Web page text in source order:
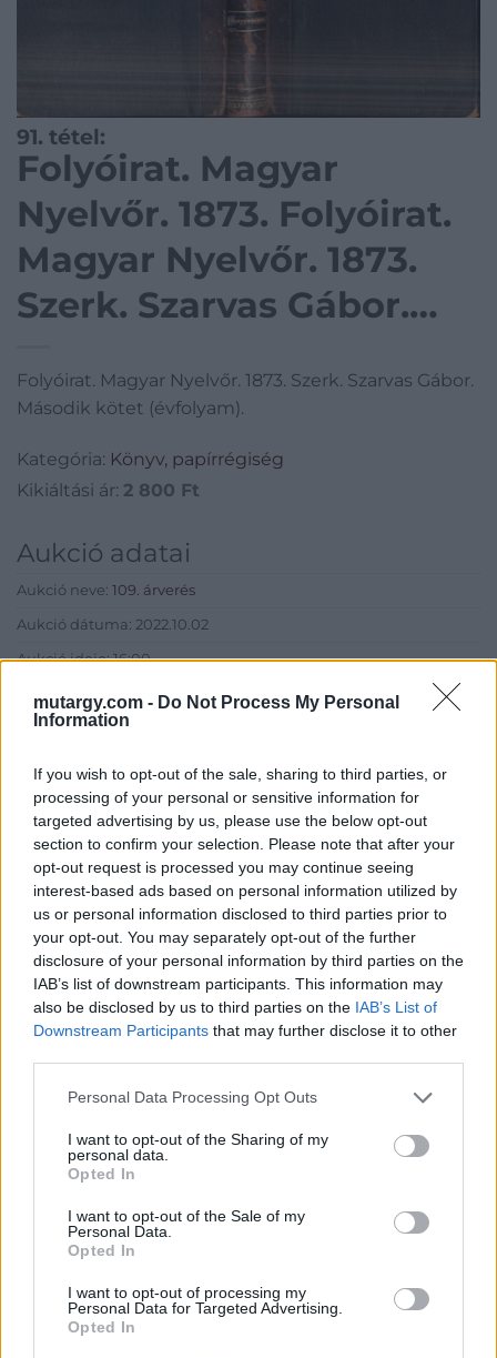
mutargy.com - Do Not Process My Personal
Information
If you wish to opt-out of the sale, sharing to third parties, or
processing of your personal or sensitive information for
targeted advertising by us, please use the below opt-out
section to confirm your selection. Please note that after your
opt-out request is processed you may continue seeing
interest-based ads based on personal information utilized by
us or personal information disclosed to third parties prior to
your opt-out. You may separately opt-out of the further
disclosure of your personal information by third parties on the
IAB’s list of downstream participants. This information may
also be disclosed by us to third parties on the IAB’s List of
Downstream Participants that may further disclose it to other
Personal Data Processing Opt Outs
I want to opt-out of the Sharing of my
personal data.
Opted In
I want to opt-out of the Sale of my
Personal Data.
Opted In
I want to opt-out of processing my
Personal Data for Targeted Advertising.
Opted In
91. tétel:
Folyóirat. Magyar
Nyelvőr. 1873. Folyóirat.
Magyar Nyelvőr. 1873.
Szerk. Szarvas Gábor.
(évfolyam).
Folyóirat. Magyar Nyelvőr. 1873. Szerk. Szarvas Gábor.
Második kötet (évfolyam).
Kategória: Könyv, papírrégiség
Kikiáltási ár: 2 800 Ft
Aukció adatai
Aukció neve: 109. árverés
Aukció dátuma: 2022.10.02
Aukció ideje: 16:00
Aukció helye: aukcio.net
Tételszám: 91
Eladó adatai
Eladó:Aukcio.net - Mike
Cím: Vízkeleti Lívia
Mipo Kft
Budapest
+36703805044
1053
Telefon: +36703805044
elkezdte működését a Mike és Tsa Antikvárium, majd 2010-ben
és megszületett a Mike Portobello Aukciósház. 2022-től saját
oldalunkon bonyolítjuk árverésünket. www.aukcio.net
GALÉRIA TOVÁBBI MŰTÁRGYAI